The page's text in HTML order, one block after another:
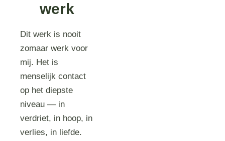
werk
Dit werk is nooit
zomaar werk voor
mij. Het is
menselijk contact
op het diepste
niveau — in
verdriet, in hoop, in
verlies, in liefde.